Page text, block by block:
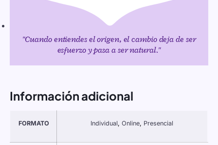
"Cuando entiendes el origen, el cambio deja de ser
esfuerzo y pasa a ser natural."
Información adicional
FORMATO Individual, Online, Presencial